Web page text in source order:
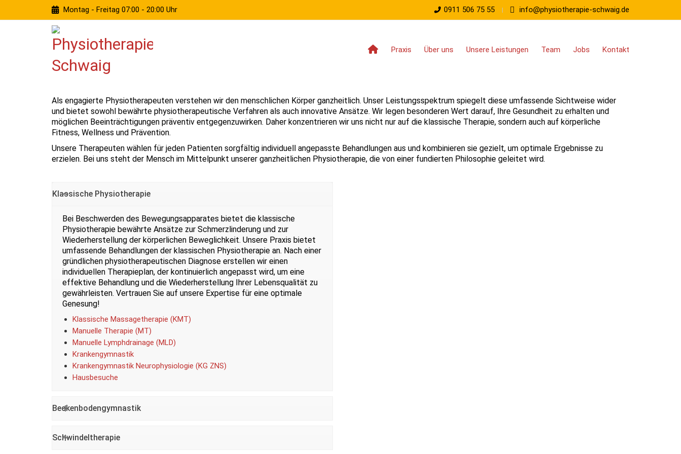
Montag - Freitag 07:00 - 20:00 Uhr 0911 506 75 55 info@physiotherapie-schwaig.de
Praxis Über uns Unsere Leistungen Team Jobs Kontakt
Als engagierte Physiotherapeuten verstehen wir den menschlichen Körper ganzheitlich. Unser Leistungsspektrum spiegelt diese umfassende Sichtweise wider
und bietet sowohl bewährte physiotherapeutische Verfahren als auch innovative Ansätze. Wir legen besonderen Wert darauf, Ihre Gesundheit zu erhalten und
möglichen Beeinträchtigungen präventiv entgegenzuwirken. Daher konzentrieren wir uns nicht nur auf die klassische Therapie, sondern auch auf körperliche
Fitness, Wellness und Prävention.
Unsere Therapeuten wählen für jeden Patienten sorgfältig individuell angepasste Behandlungen aus und kombinieren sie gezielt, um optimale Ergebnisse zu
erzielen. Bei uns steht der Mensch im Mittelpunkt unserer ganzheitlichen Physiotherapie, die von einer fundierten Philosophie geleitet wird.
Klassische Physiotherapie
Bei Beschwerden des Bewegungsapparates bietet die klassische
Physiotherapie bewährte Ansätze zur Schmerzlinderung und zur
Wiederherstellung der körperlichen Beweglichkeit. Unsere Praxis bietet
umfassende Behandlungen der klassischen Physiotherapie an. Nach einer
gründlichen physiotherapeutischen Diagnose erstellen wir einen
individuellen Therapieplan, der kontinuierlich angepasst wird, um eine
effektive Behandlung und die Wiederherstellung Ihrer Lebensqualität zu
gewährleisten. Vertrauen Sie auf unsere Expertise für eine optimale
Genesung!
Klassische Massagetherapie (KMT)
Manuelle Therapie (MT)
Manuelle Lymphdrainage (MLD)
Krankengymnastik
Krankengymnastik Neurophysiologie (KG ZNS)
Hausbesuche
Beckenbodengymnastik
Schwindeltherapie